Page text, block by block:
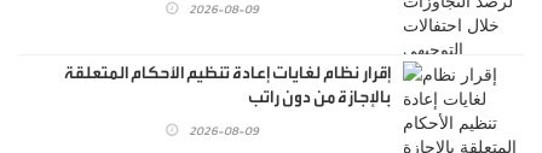
2026-08-09
إقرار نظام لغايات إعادة تنظيم الأحكام المتعلقة
بالإجازة من دون راتب
2026-08-09